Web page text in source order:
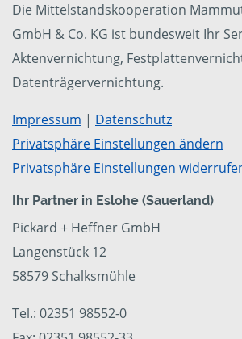
Die Mittelstandskooperation
GmbH & Co. KG ist bundesweit Ihr
Aktenvernichtung,
Datenträgervernichtung.
Impressum | Datenschutz
Privatsphäre Einstellungen ändern
Privatsphäre Einstellungen
Ihr Partner in Eslohe (Sauerland)
Pickard + Heffner GmbH
Langenstück 12
58579 Schalksmühle
Tel.: 02351 98552-0